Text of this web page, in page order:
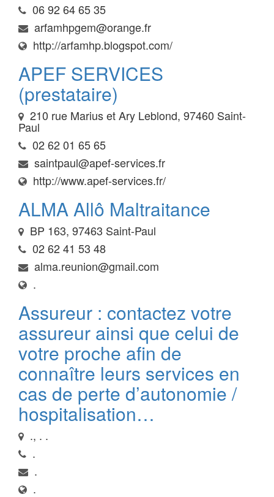
06 92 64 65 35
arfamhpgem@orange.fr
http://arfamhp.blogspot.com/
APEF SERVICES
(prestataire)
210 rue Marius et Ary Leblond, 97460 Saint-
Paul
02 62 01 65 65
saintpaul@apef-services.fr
http://www.apef-services.fr/
ALMA Allô Maltraitance
BP 163, 97463 Saint-Paul
02 62 41 53 48
alma.reunion@gmail.com
.
Assureur : contactez votre
assureur ainsi que celui de
votre proche afin de
connaître leurs services en
cas de perte d’autonomie /
hospitalisation…
., . .
.
.
.